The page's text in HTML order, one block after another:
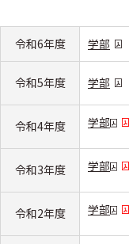
令和6年度 学部
令和5年度 学部
令和4年度 学部
令和3年度 学部
令和2年度 学部